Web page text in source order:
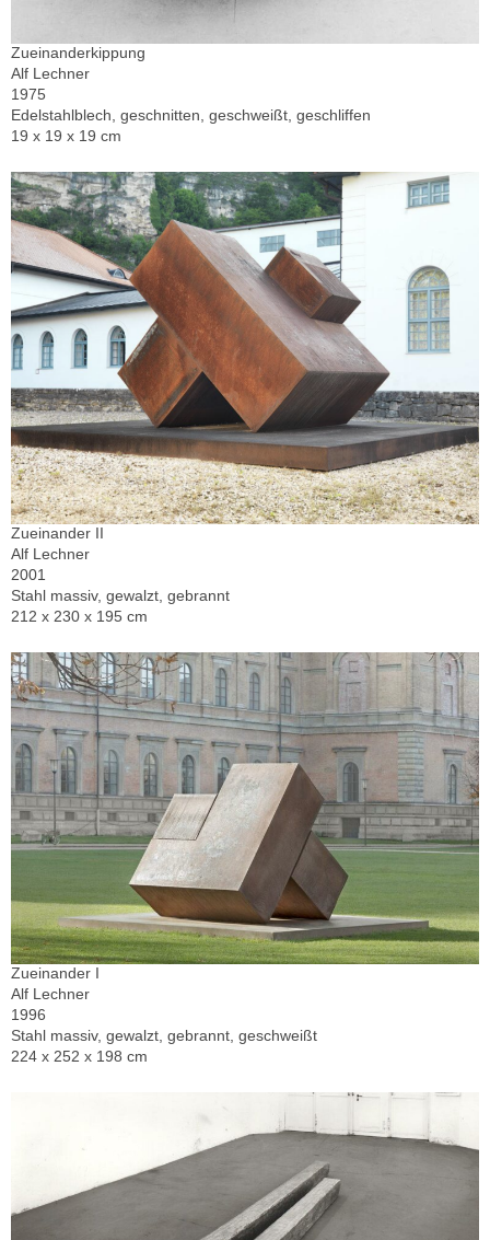
Zueinanderkippung
Alf Lechner
1975
Edelstahlblech, geschnitten, geschweißt, geschliffen
19 x 19 x 19 cm
Zueinander II
Alf Lechner
2001
Stahl massiv, gewalzt, gebrannt
212 x 230 x 195 cm
Zueinander I
Alf Lechner
1996
Stahl massiv, gewalzt, gebrannt, geschweißt
224 x 252 x 198 cm